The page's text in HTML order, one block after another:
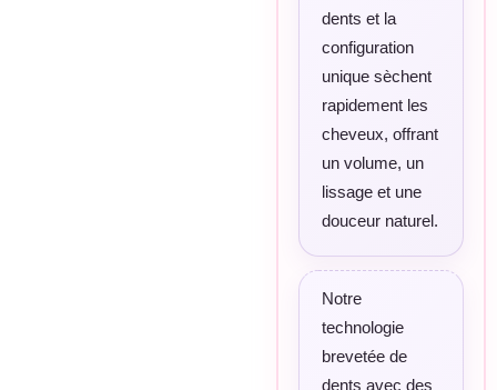
dents et la
configuration
unique sèchent
rapidement les
cheveux, offrant
un volume, un
lissage et une
douceur naturel.
Notre
technologie
brevetée de
dents avec des